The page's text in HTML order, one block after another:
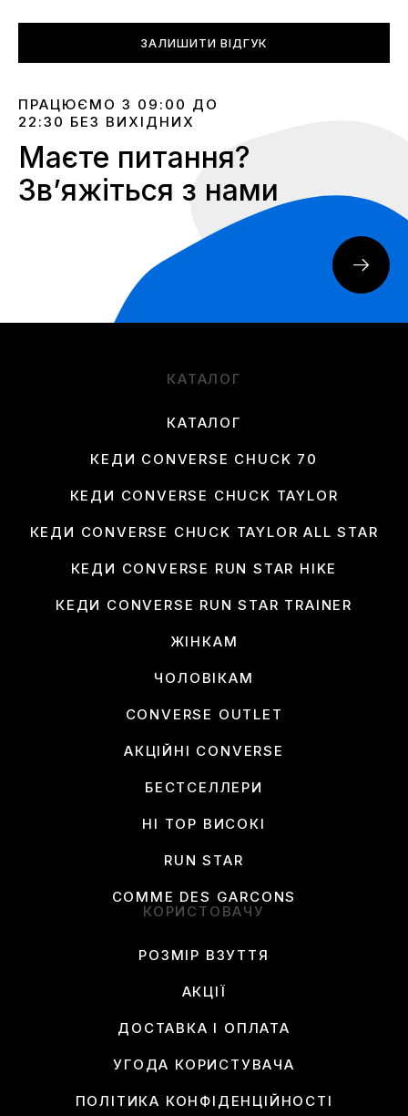
ЗАЛИШИТИ ВІДГУК
ПРАЦЮЄМО З 09:00 ДО
22:30 БЕЗ ВИХІДНИХ
Маєте питання?
Звʼяжіться з нами
КАТАЛОГ
КАТАЛОГ
КЕДИ CONVERSE CHUCK 70
КЕДИ CONVERSE CHUCK TAYLOR
КЕДИ CONVERSE CHUCK TAYLOR ALL STAR
КЕДИ CONVERSE RUN STAR HIKE
КЕДИ CONVERSE RUN STAR TRAINER
ЖІНКАМ
ЧОЛОВІКАМ
CONVERSE OUTLET
АКЦІЙНІ CONVERSE
БЕСТСЕЛЛЕРИ
HI TOP ВИСОКІ
RUN STAR
COMME DES GARCONS
КОРИСТОВАЧУ
РОЗМІР ВЗУТТЯ
АКЦІЇ
ДОСТАВКА І ОПЛАТА
УГОДА КОРИСТУВАЧА
ПОЛІТИКА КОНФІДЕНЦІЙНОСТІ